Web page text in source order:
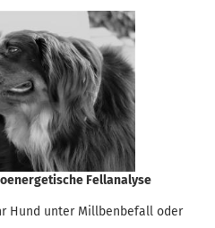
Fellanalyse
Hund unter Millbenbefall oder